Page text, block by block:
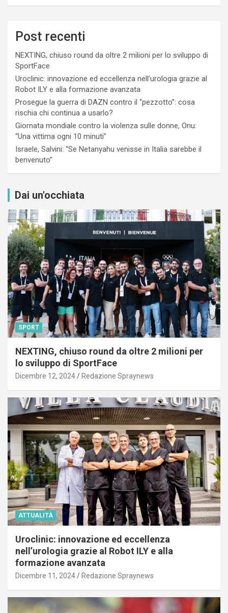
Post recenti
NEXTING, chiuso round da oltre 2 milioni per lo sviluppo di
SportFace
Uroclinic: innovazione ed eccellenza nell’urologia grazie al
Robot ILY e alla formazione avanzata
Prosegue la guerra di DAZN contro il “pezzotto”: cosa
rischia chi continua a usarlo?
Giornata mondiale contro la violenza sulle donne, Onu:
“Una vittima ogni 10 minuti”
Israele, Salvini: “Se Netanyahu venisse in Italia sarebbe il
benvenuto”
Dai un'occhiata
SPORT
NEXTING, chiuso round da oltre 2 milioni per
lo sviluppo di SportFace
Dicembre 12, 2024 Redazione Spraynews
ATTUALITÀ
Uroclinic: innovazione ed eccellenza
nell’urologia grazie al Robot ILY e alla
formazione avanzata
Dicembre 11, 2024 Redazione Spraynews